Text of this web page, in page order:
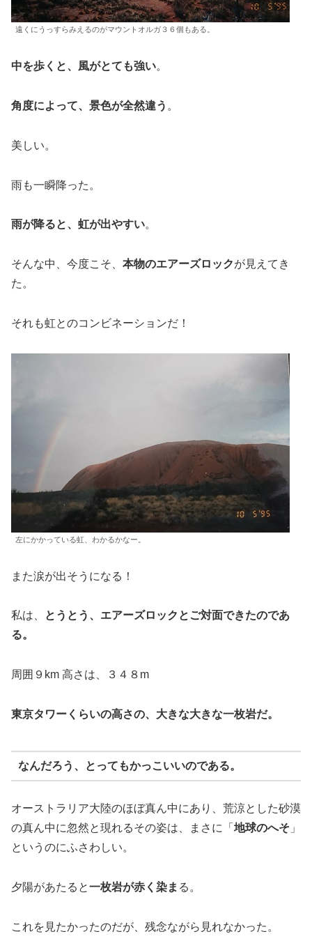
遠くにうっすらみえるのがマウントオルガ３６個もある。
中を歩くと、風がとても強い。
角度によって、景色が全然違う 。
美しい。
雨も一瞬降った。
雨が降ると、虹が出やすい。
そんな中、今度こそ、 本物のエアーズロックが見えてき
た。
それも虹とのコンビネーションだ！
左にかかっている虹、わかるかなー。
また涙が出そうになる！
私は、
とうとう、エアーズロックとご対面できたのであ
る。
周囲９km 高さは、３４８m
東京タワーくらいの高さの、大きな大きな一枚岩だ。
なんだろう、とってもかっこいいのである。
オーストラリア大陸のほぼ真ん中にあり、荒涼とした砂漠
の真ん中に忽然と現れるその姿は、まさに「 地球のへそ 」
というのにふさわしい。
夕陽があたると一枚岩が赤く染ま る。
これを見たかったのだが、残念ながら見れなかった。